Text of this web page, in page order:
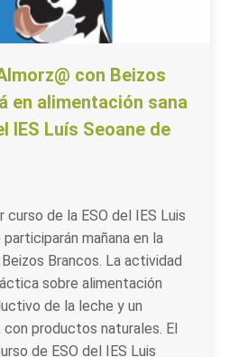
con Beizos
en alimentación sana
IES Luís Seoane de
curso de la ESO del IES Luis
mañana en la
Brancos. La actividad
sobre alimentación
de la leche y un
productos naturales. El
de ESO del IES Luis